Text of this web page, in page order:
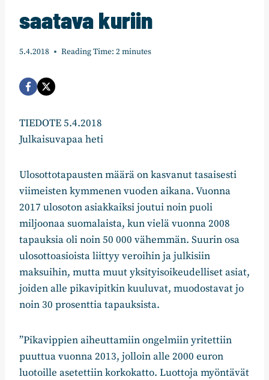
saatava kuriin
5.4.2018 Reading Time: 2minutes
TIEDOTE 5.4.2018
Julkaisuvapaa heti
Ulosottotapausten määrä on kasvanut tasaisesti
viimeisten kymmenen vuoden aikana. Vuonna
2017 ulosoton asiakkaiksi joutui noin puoli
miljoonaa suomalaista, kun vielä vuonna 2008
tapauksia oli noin 50 000 vähemmän. Suurin osa
ulosottoasioista liittyy veroihin ja julkisiin
maksuihin, mutta muut yksityisoikeudelliset asiat,
joiden alle pikavipitkin kuuluvat, muodostavat jo
noin 30 prosenttia tapauksista.
”Pikavippien aiheuttamiin ongelmiin yritettiin
puuttua vuonna 2013, jolloin alle 2000 euron
luotoille asetettiin korkokatto. Luottoja myöntävät